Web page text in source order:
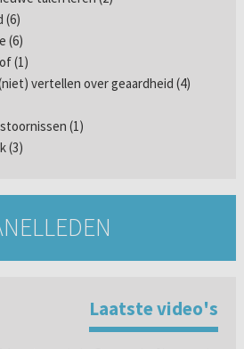
(6)
(6)
(1)
vertellen over geaardheid (4)
(1)
(3)
Laatste video's